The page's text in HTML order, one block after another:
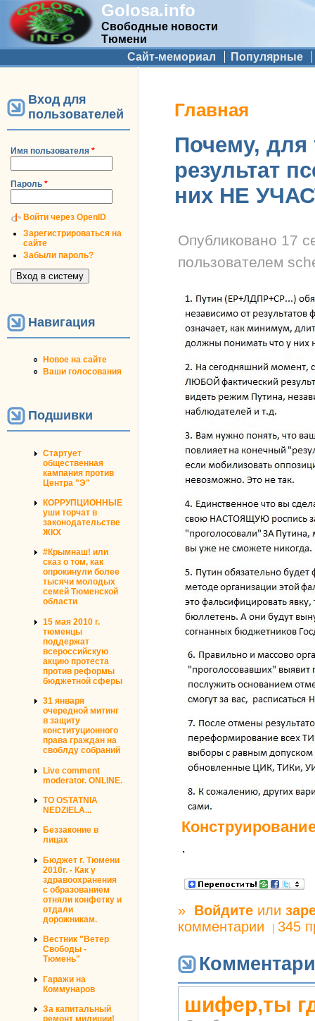
Golosa.info
Свободные новости
Тюмени
Дополнительное меню
Сайт-мемориал Популярные
Вход для
пользователей
Имя пользователя *
Пароль *
Войти через OpenID
Зарегистрироваться на
сайте
Забыли пароль?
Навигация
Новое на сайте
Ваши голосования
Подшивки
Стартует
общественная
кампания против
Центра "Э"
КОРРУПЦИОННЫЕ
уши торчат в
законодательстве
ЖКХ
#Крымнаш! или
сказ о том, как
опрокинули более
тысячи молодых
семей Тюменской
области
15 мая 2010 г.
тюменцы
поддержат
всероссийскую
акцию протеста
против реформы
бюджетной сферы
31 января
очередной митинг
в защиту
конституционного
права граждан на
своблду собраний
Live comment
moderator. ONLINE.
TO OSTATNIA
NEDZIELA...
Беззаконие в
лицах
Бюджет г. Тюмени
2010г. - Как у
здравоохранения
с образованием
отняли конфетку и
отдали
дорожникам.
Вестник "Ветер
Свободы -
Тюмень"
Гаражи на
Коммунаров
За капитальный
ремонт милиции!
Вы здесь
Главная
Почему, для
результат
них НЕ
Опубликовано 17
пользователем
.
» Войдите или
комментарии
345
шифер,ты